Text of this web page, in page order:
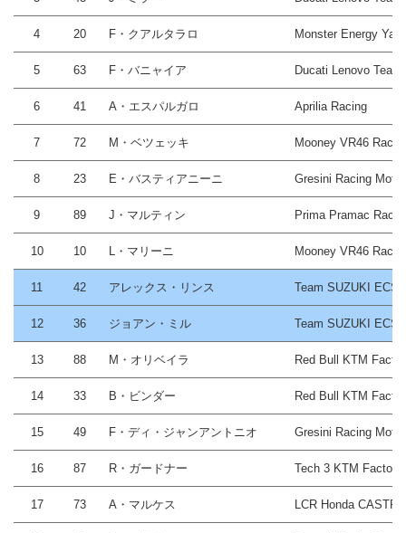
4 20 F・クアルタラロ Monster Energy
5 63 F・バニャイア Ducati Lenovo Team
6 41 A・エスパルガロ Aprilia Racing
7 72 M・ベツェッキ Mooney VR46
8 23 E・バスティアニーニ Gresini Racing
9 89 J・マルティン Prima Pramac
10 10 L・マリーニ Mooney VR46
11 42 アレックス・リンス Team SUZUKI
12 36 ジョアン・ミル Team SUZUKI
13 88 M・オリベイラ Red Bull KTM
14 33 B・ビンダー Red Bull KTM
15 49 F・ディ・ジャンアントニオ Gresini Racing
16 87 R・ガードナー Tech 3 KTM Factory
17 73 A・マルケス LCR Honda